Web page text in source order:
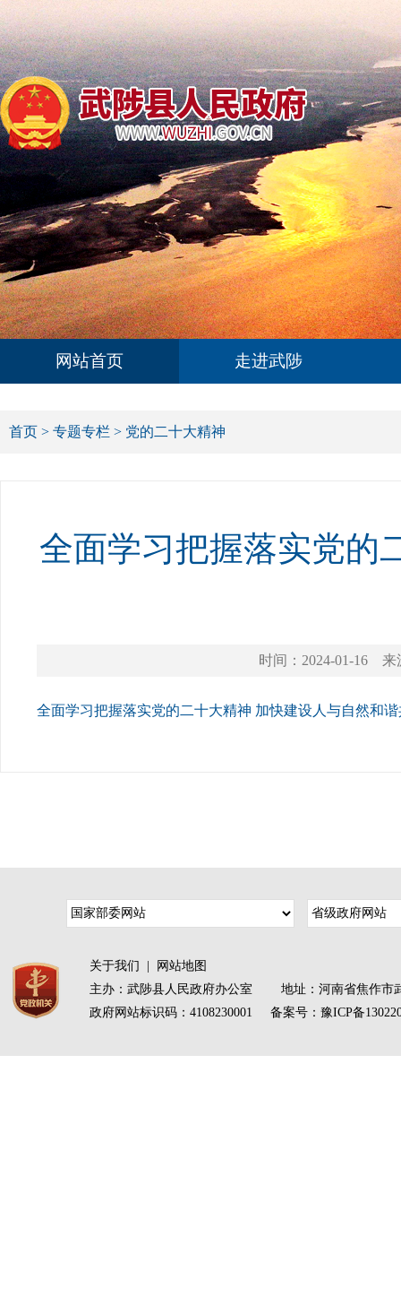
网站首页 走进武陟
首页 > 专题专栏 > 党的二十大精神
全面学习把握落实党的
时间：2024-01-16 来
全面学习把握落实党的二十大精神 加快建设人与自然和
关于我们
网站地图
主办：武陟县人民政府办公室 地址：河南省焦作市
政府网站标识码：4108230001 备案号： 豫ICP备